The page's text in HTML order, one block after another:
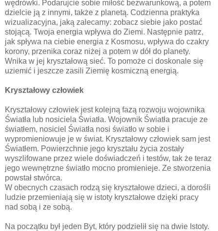
wędrówki. Podarujcie sobie miłość bezwarunkową, a potem
dzielcie ją z innymi, także z planetą. Codzienna praktyka
wizualizacyjna, jaką zalecamy: zobacz siebie jako postać
stojącą. Twoja energia wpływa do Ziemi. Następnie patrz,
jak spływa na ciebie energia z Kosmosu, wpływa do czakry
korony, przenika coraz niżej a potem w dół do planety.
Wnika w jej kryształową sieć. To pomoże ci doskonale się
uziemić i jeszcze zasili Ziemię kosmiczną energią.
Kryształowy człowiek
Kryształowy człowiek jest kolejną fazą rozwoju wojownika
Światła lub nosiciela Światła. Wojownik Światła pracuje ze
światłem, nosiciel Światła nosi światło w sobie i
wypromieniowuje je w świat. Kryształowy człowiek sam jest
Światłem. Powierzchnie jego kryształu życia zostały
wyszlifowane przez wiele doświadczeń i testów, tak że teraz
jego wewnętrzne światło mocno promienieje. Ze stworzenia
powstał stwórca.
W obecnych czasach rodzą się kryształowe dzieci, a dorośli
ludzie przemieniają się w istoty kryształowe dzięki pracy
nad sobą i ze sobą.
Na początku był jeden Byt, który podzielił się na dwie Istoty.